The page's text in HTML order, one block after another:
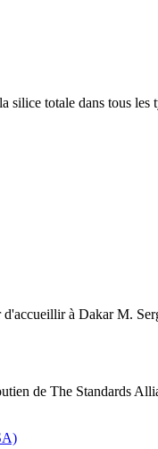
totale dans tous
d'accueillir à Dakar M.
de The Standards